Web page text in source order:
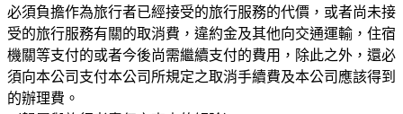
必須負擔作為旅行者已經接受的旅行服務的代價，或者尚未接
受的旅行服務有關的取消費，違約金及其他向交通運輸，住宿
機關等支付的或者今後尚需繼續支付的費用，除此之外，還必
須向本公司支付本公司所規定之取消手續費及本公司應該得到
的辦理費。